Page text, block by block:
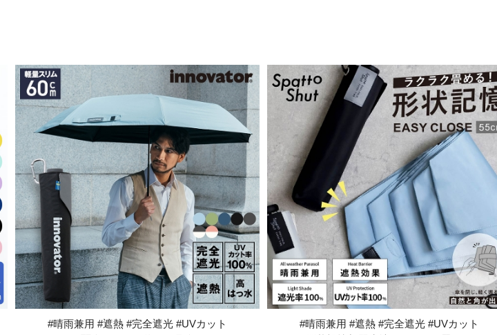
#晴雨兼用 #遮熱 #完全遮光 #UVカット
#晴雨兼用 #遮熱 #完全遮光 #UVカット